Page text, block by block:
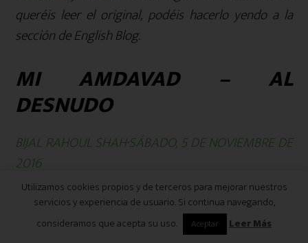
queréis leer el original, podéis hacerlo yendo a la
sección de English Blog.
MI AMDAVAD – AL
DESNUDO
BIJAL RAHOUL SHAH·SÁBADO, 5 DE NOVIEMBRE DE
2016
Al mirar por el agujero de la verja
maltratada por el mal tiempo, me detuve a
Utilizamos cookies propios y de terceros para mejorar nuestros
servicios y experiencia de usuario. Si continua navegando,
consideramos que acepta su uso.
Aceptar Leer Más